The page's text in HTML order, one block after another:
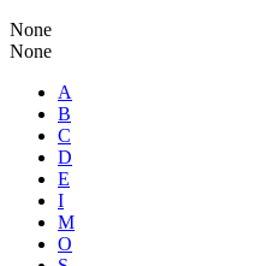
None
None
A
B
C
D
E
I
M
O